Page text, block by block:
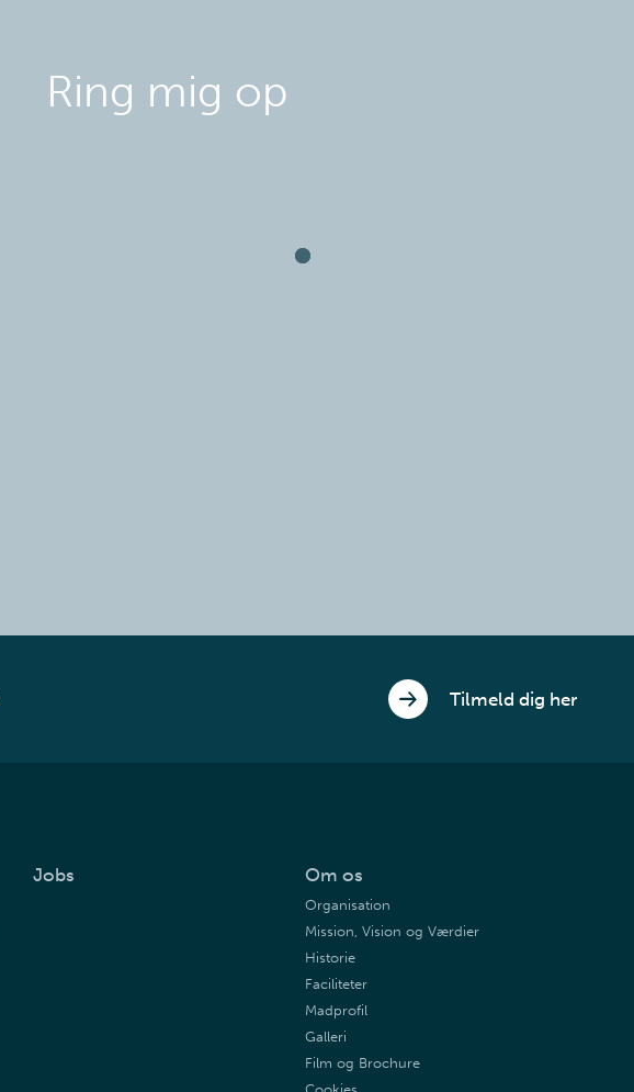
Ring mig op
Tilmeld dig her
Jobs Om os
Organisation
Mission, Vision og Værdier
Historie
Faciliteter
Madprofil
Galleri
Film og Brochure